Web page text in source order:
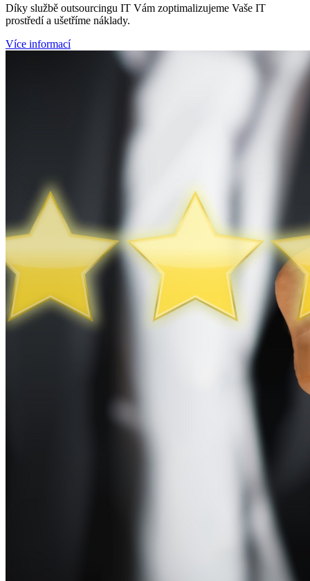
Díky službě outsourcingu IT Vám zoptimalizujeme Vaše IT
prostředí a ušetříme náklady.
Více informací